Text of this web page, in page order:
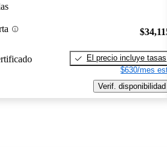
El precio incluye tasas
$630/mes
Verif. disponibilidad